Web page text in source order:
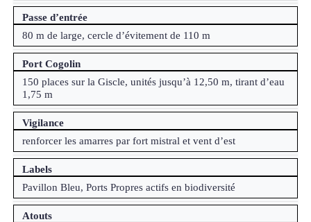
Passe d’entrée
80 m de large, cercle d’évitement de 110 m
Port Cogolin
150 places sur la Giscle, unités jusqu’à 12,50 m, tirant d’eau
1,75 m
Vigilance
renforcer les amarres par fort mistral et vent d’est
Labels
Pavillon Bleu, Ports Propres actifs en biodiversité
Atouts